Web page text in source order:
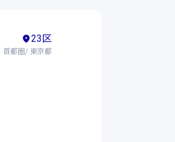
23区
首都圏/ 東京都